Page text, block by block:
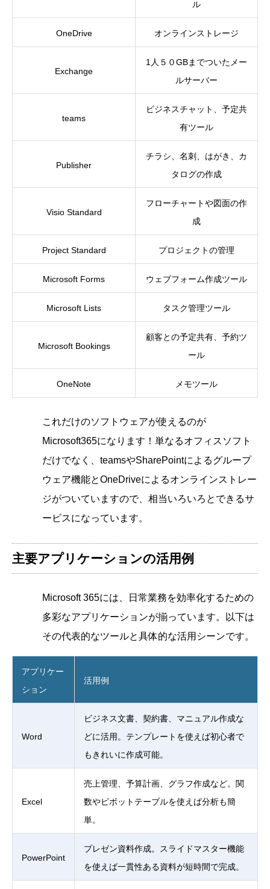
ル
OneDrive オンラインストレージ
Exchange
1人５０GBまでついたメー
ルサーバー
teams
ビジネスチャット、予定共
有ツール
Publisher
チラシ、名刺、はがき、カ
タログの作成
Visio Standard
フローチャートや図面の作
成
Project Standard プロジェクトの管理
Microsoft Forms ウェブフォーム作成ツール
Microsoft Lists タスク管理ツール
Microsoft Bookings
顧客との予定共有、予約ツ
ール
OneNote メモツール
これだけのソフトウェアが使えるのが
Microsoft365になります！単なるオフィスソフト
だけでなく、teamsやSharePointによるグループ
ウェア機能とOneDriveによるオンラインストレー
ジがついていますので、相当いろいろとできるサ
ービスになっています。
主要アプリケーションの活用例
Microsoft 365には、日常業務を効率化するための
多彩なアプリケーションが揃っています。以下は
その代表的なツールと具体的な活用シーンです。
アプリケー
ション
活用例
Word
ビジネス文書、契約書、マニュアル作成な
どに活用。テンプレートを使えば初心者で
もきれいに作成可能。
Excel
売上管理、予算計画、グラフ作成など。関
数やピボットテーブルを使えば分析も簡
単。
PowerPoint
プレゼン資料作成。スライドマスター機能
を使えば一貫性ある資料が短時間で完成。